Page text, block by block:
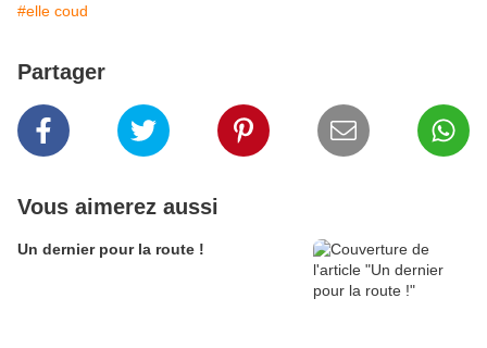
#elle coud
Partager
Vous aimerez aussi
Un dernier pour la route !